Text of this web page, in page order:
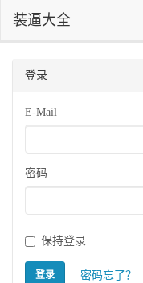
装逼大全
登录
E-Mail
密码
保持登录
登录 密码忘了？